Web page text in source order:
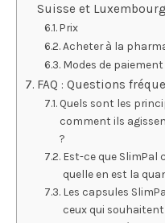
Suisse et
Prix
Acheter à la
Modes de
FAQ : Questions
Quels sont les
comment ils
?
Est-ce que SlimPal
quelle en est la
Les capsules
ceux qui